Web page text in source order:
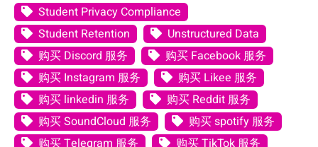
Student Privacy Compliance
Student Retention
Unstructured Data
购买 Discord 服务
购买 Facebook 服务
购买 Instagram 服务
购买 Likee 服务
购买 linkedin 服务
购买 Reddit 服务
购买 SoundCloud 服务
购买 spotify 服务
购买 Telegram 服务
购买 TikTok 服务